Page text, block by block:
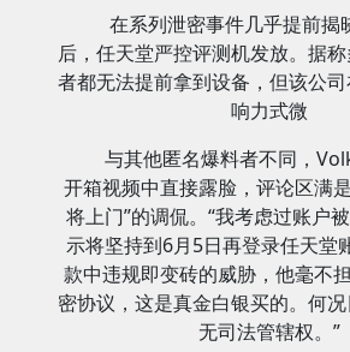
在系列泄密事件几乎提前揭
后，任天堂严控评测机发放。据
者都无法提前拿到设备，但该公
响力式微
与其他匿名爆料者不同，
开箱视频中直接露脸，评论区满
将上门”的调侃。“我考虑过账户
示将坚持到6月5日再登录任天堂
款中违规即变砖的威胁，他毫不
密协议，这是真金白银买的。何
无司法管辖权。”